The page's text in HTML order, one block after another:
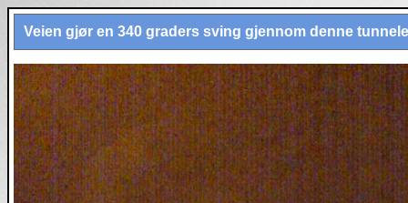
Veien gjør en 340 graders sving gjennom denne